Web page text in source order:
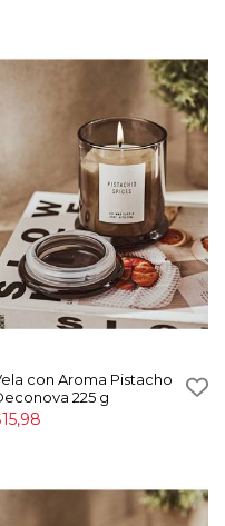
con Aroma Pistacho
225 g